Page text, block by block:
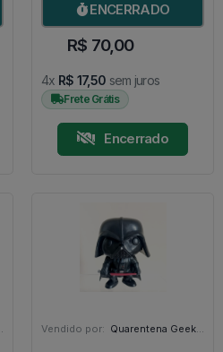
ENCERRADO
R$ 70,00
4x R$ 17,50 sem juros
Frete Grátis
Encerrado
Vendido por: Quarentena Geek Store - SP